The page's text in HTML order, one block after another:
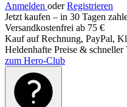
Anmelden oder Registrieren
Jetzt kaufen – in 30 Tagen
Versandkostenfrei ab 75 €
Kauf auf Rechnung, PayPal,
Heldenhafte Preise & schneller
zum Hero-Club